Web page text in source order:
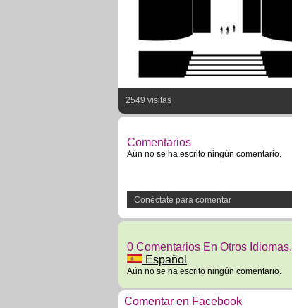
2549 visitas
Comentarios
Aún no se ha escrito ningún comentario.
Conéctate para comentar
0 Comentarios En Otros Idiomas.
Español
Aún no se ha escrito ningún comentario.
Comentar en Facebook